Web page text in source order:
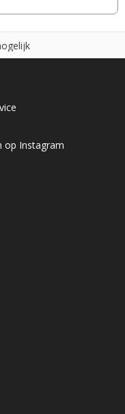
ogelijk
op Instagram